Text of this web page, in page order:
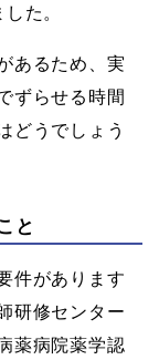
た。
あるため、実
ずらせる時間
どうでしょう
と
件があります
研修センター
薬病院薬学認